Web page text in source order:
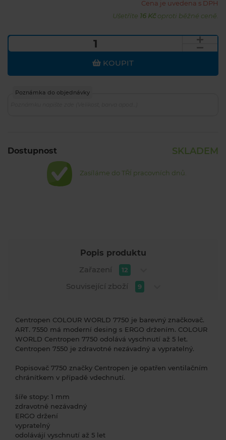
Cena je uvedena s DPH
Ušetříte 16 Kčoproti běžné ceně.
KOUPIT
Poznámka do objednávky
Dostupnost SKLADEM
Zasíláme do TŘÍ pracovních dnů.
Popis produktu
Zařazení
12
Související zboží 9
Centropen COLOUR WORLD 7750 je barevný značkovač.
ART. 7550 má moderní desing s ERGO držením. COLOUR
WORLD Centropen 7750 odolává vyschnutí až 5 let.
Centropen 7550 je zdravotné nezávadný a vypratelný.
Popisovač 7750 značky Centropen je opatřen ventilačním
chránítkem v případě vdechnutí.
šíře stopy: 1 mm
zdravotně nezávadný
ERGO držení
vypratelný
odolávájí vyschnutí až 5 let